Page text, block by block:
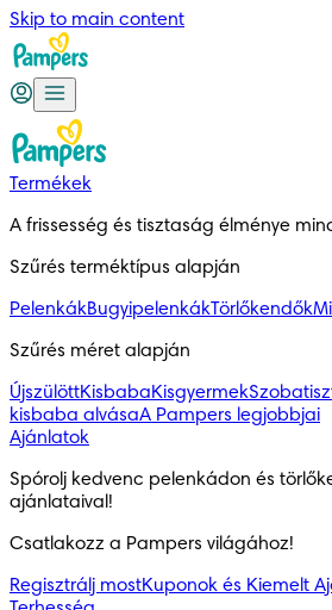
Skip to main content
Termékek
A frissesség és tisztaság élménye
Szűrés terméktípus alapján
PelenkákBugyipelenkákTörlőkendők
Szűrés méret alapján
ÚjszülöttKisbabaKisgyermek
kisbaba alvásaA Pampers legjobbjai
Ajánlatok
Spórolj kedvenc pelenkádon és
ajánlataival!
Csatlakozz a Pampers világához!
Regisztrálj mostKuponok és Kiemelt